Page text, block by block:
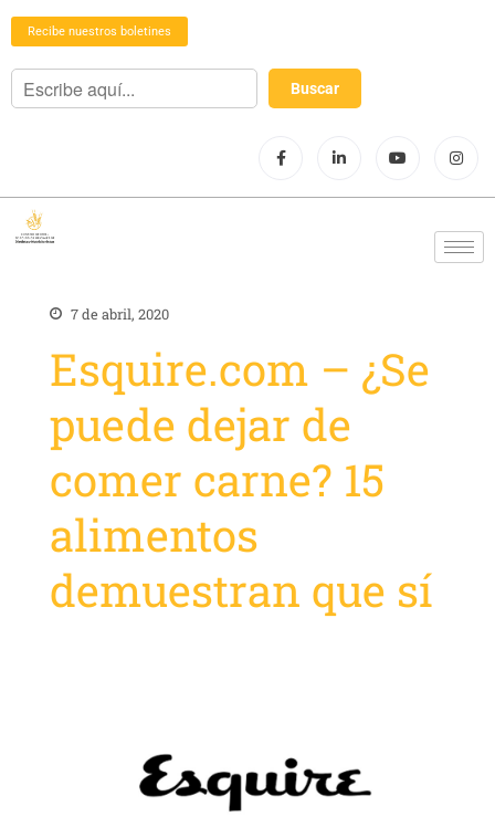
Recibe nuestros boletines
7 de abril, 2020
Esquire.com – ¿Se
puede dejar de
comer carne? 15
alimentos
demuestran que sí